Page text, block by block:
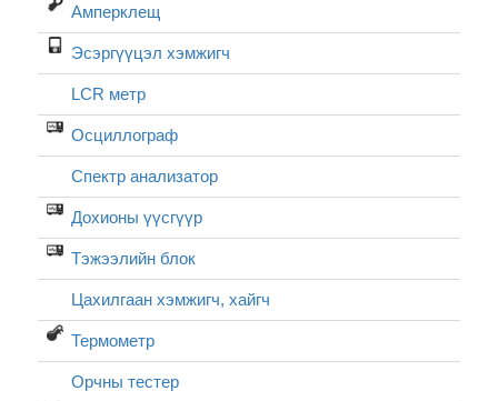
Амперклещ
Эсэргүүцэл хэмжигч
LCR метр
Осциллограф
Спектр анализатор
Дохионы үүсгүүр
Тэжээлийн блок
Цахилгаан хэмжигч, хайгч
Термометр
Орчны тестер